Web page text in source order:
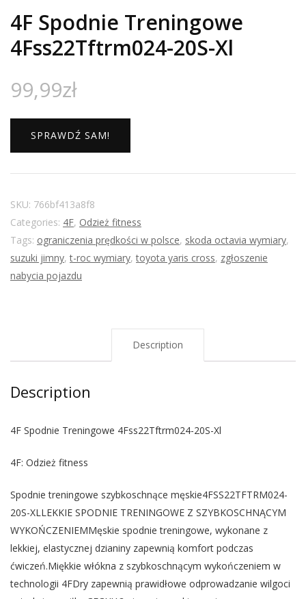
4F Spodnie Treningowe
4Fss22Tftrm024-20S-Xl
99,99zł
SPRAWDŹ SAM!
SKU: 766bf413a8f8
Categories: 4F, Odzież fitness
Tags: ograniczenia prędkości w polsce, skoda octavia wymiary,
suzuki jimny,t-roc wymiary,toyota yaris cross, zgłoszenie
nabycia pojazdu
Description
Description
4F Spodnie Treningowe 4Fss22Tftrm024-20S-Xl
4F: Odzież fitness
Spodnie treningowe szybkoschnące męskie4FSS22TFTRM024-
20S-XLLEKKIE SPODNIE TRENINGOWE Z SZYBKOSCHNĄCYM
WYKOŃCZENIEMMęskie spodnie treningowe, wykonane z
lekkiej, elastycznej dzianiny zapewnią komfort podczas
ćwiczeń.Miękkie włókna z szybkoschnącym wykończeniem w
technologii 4FDry zapewnią prawidłowe odprowadzanie wilgoci